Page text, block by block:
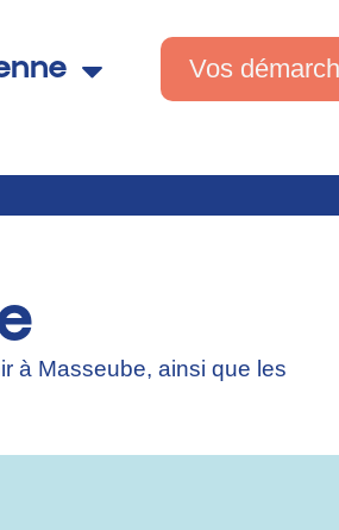
Vos
à Masseube, ainsi que les